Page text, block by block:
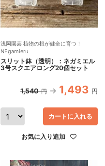
浅岡園芸 植物の根が健全に育つ！
NEgamieru
スリット鉢（透明）：ネガミエル
3号スクエアロング20個セット
1,540 円 1,493 円
カートに入れる
お気に入り追加